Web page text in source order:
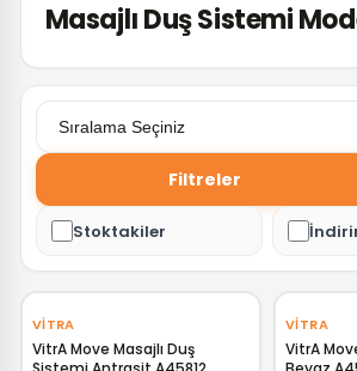
Masajlı Duş Sistemi
Filtreler
Stoktakiler
VITRA
VitrA Move Masajlı Duş
VITRA
VitrA